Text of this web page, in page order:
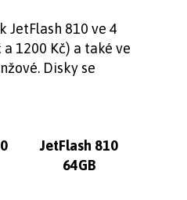
JetFlash 810 ve 4
a 1200 Kč) a také ve
Disky se
JetFlash 810
64GB